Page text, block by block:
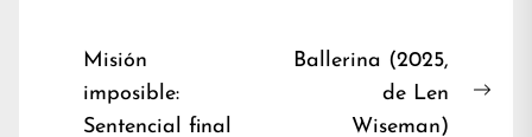
Navegación
Misión
imposible:
Sentencial final
Ballerina (2025,
de Len
Wiseman)